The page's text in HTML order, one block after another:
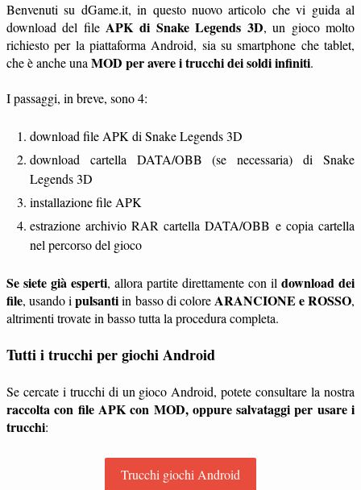
Benvenuti su dGame.it, in questo nuovo articolo che vi guida al
download del file APK di Snake Legends 3D, un gioco molto
richiesto per la piattaforma Android, sia su smartphone che tablet,
che è anche una MOD per avere i trucchi dei soldi infiniti.
I passaggi, in breve, sono 4:
download file APK di Snake Legends 3D
download cartella DATA/OBB (se necessaria) di Snake
Legends 3D
installazione file APK
estrazione archivio RAR cartella DATA/OBB e copia cartella
nel percorso del gioco
Se siete già esperti, allora partite direttamente con il download dei
file, usando ipulsantiin basso di coloreARANCIONE e ROSSO,
altrimenti trovate in basso tutta la procedura completa.
Tutti i trucchi per giochi Android
Se cercate i trucchi di un gioco Android, potete consultare la nostra
raccolta con file APK con MOD, oppure salvataggi per usare i
trucchi:
Trucchi giochi Android